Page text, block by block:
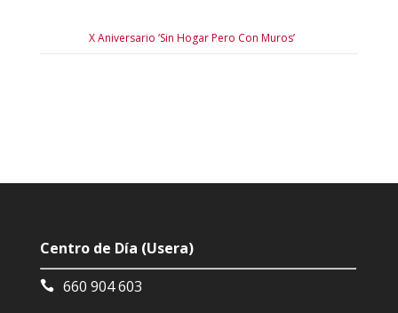
X Aniversario ‘Sin Hogar Pero Con Muros’
Centro de Día (Usera)
660 904 603